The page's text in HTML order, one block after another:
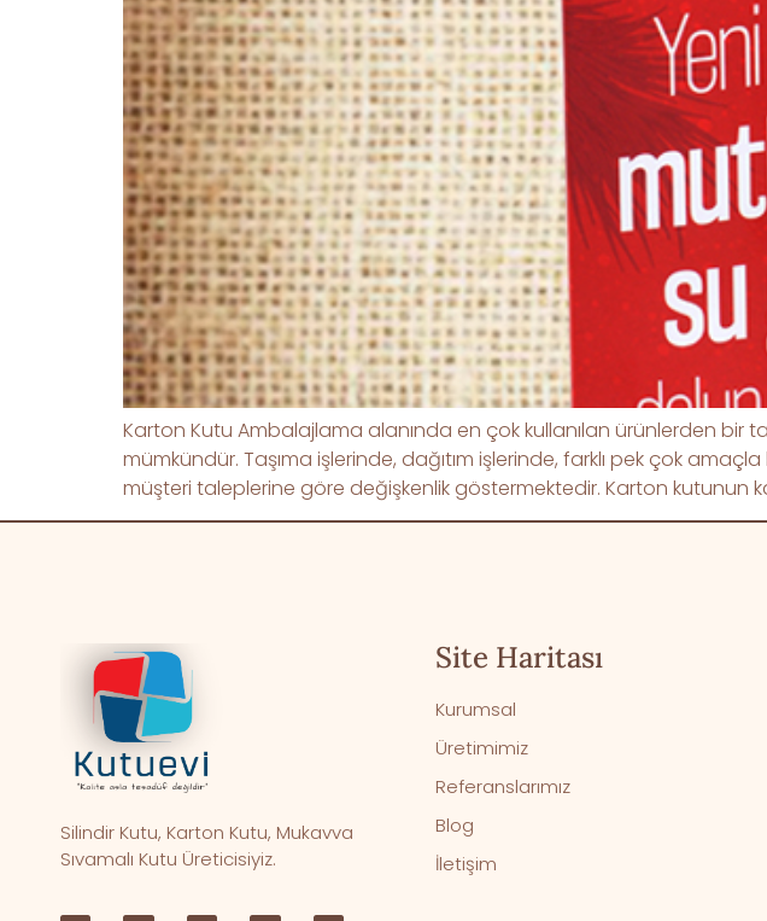
Karton Kutu Ambalajlama alanında en çok kullanılan ürünlerden bir
mümkündür. Taşıma işlerinde, dağıtım işlerinde, farklı pek çok
müşteri taleplerine göre değişkenlik göstermektedir. Karton kutunun
Silindir Kutu, Karton Kutu, Mukavva
Sıvamalı Kutu Üreticisiyiz.
Site Haritası
Kurumsal
Üretimimiz
Referanslarımız
Blog
İletişim